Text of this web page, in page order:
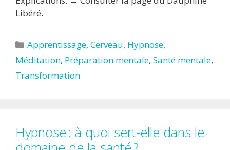
Libéré.
Catégories
Apprentissage,Cerveau, Hypnose,
Méditation, Préparation mentale, Santé mentale,
Transformation
Hypnose : à quoi sert-elle dans le